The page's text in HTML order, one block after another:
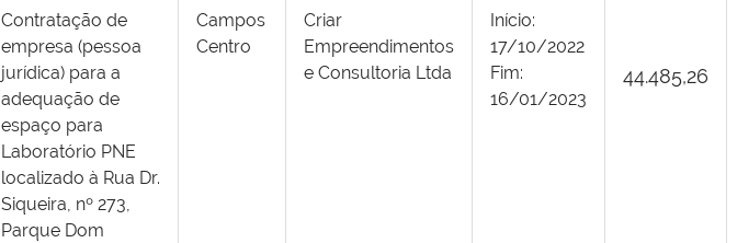
Contratação de
empresa (pessoa
jurídica) para a
adequação de
espaço para
Laboratório PNE
localizado à Rua Dr.
Siqueira, nº 273,
Parque Dom
Campos
Centro
Criar
Empreendimentos
e Consultoria Ltda
Início:
17/10/2022
Fim:
16/01/2023
44.485,26